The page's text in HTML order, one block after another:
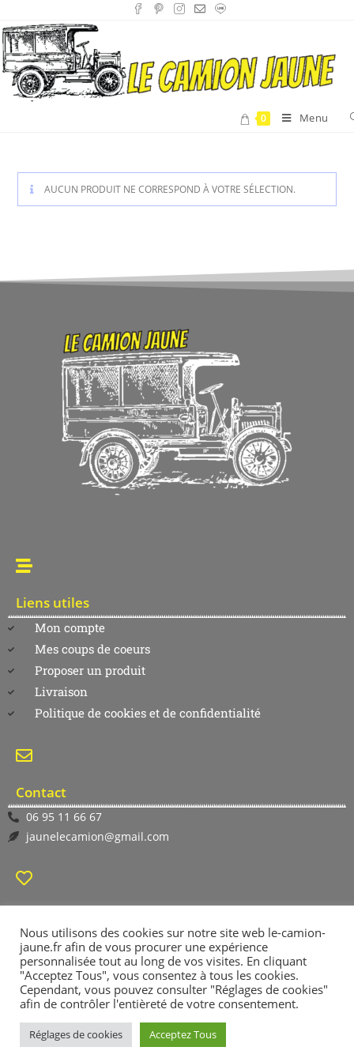
0 Menu
AUCUN PRODUIT NE CORRESPOND À VOTRE SÉLECTION.
Liens utiles
Mon compte
Mes coups de coeurs
Proposer un produit
Livraison
Politique de cookies et de confidentialité
Contact
06 95 11 66 67
jaunelecamion@gmail.com
Nous utilisons des cookies sur notre site web le-camion-
jaune.fr afin de vous procurer une expérience
personnalisée tout au long de vos visites. En cliquant
"Acceptez Tous", vous consentez à tous les cookies.
Cependant, vous pouvez consulter "Réglages de cookies"
afin de contrôler l'entièreté de votre consentement.
Réglages de cookies Acceptez Tous